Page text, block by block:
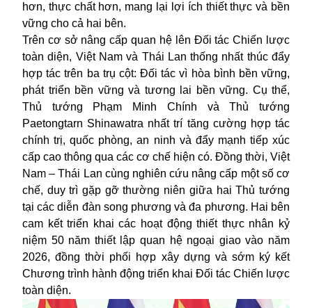
hơn, thực chất hơn, mang lại lợi ích thiết thực và bền
vững cho cả hai bên.
Trên cơ sở nâng cấp quan hệ lên Đối tác Chiến lược
toàn diện, Việt Nam và Thái Lan thống nhất thúc đẩy
hợp tác trên ba trụ cột: Đối tác vì hòa bình bền vững,
phát triển bền vững và tương lai bền vững. Cụ thể,
Thủ tướng Phạm Minh Chính và Thủ tướng
Paetongtarn Shinawatra nhất trí tăng cường hợp tác
chính trị, quốc phòng, an ninh và đẩy mạnh tiếp xúc
cấp cao thông qua các cơ chế hiện có. Đồng thời, Việt
Nam – Thái Lan cùng nghiên cứu nâng cấp một số cơ
chế, duy trì gặp gỡ thường niên giữa hai Thủ tướng
tại các diễn đàn song phương và đa phương. Hai bên
cam kết triển khai các hoạt động thiết thực nhân kỷ
niệm 50 năm thiết lập quan hệ ngoại giao vào năm
2026, đồng thời phối hợp xây dựng và sớm ký kết
Chương trình hành động triển khai Đối tác Chiến lược
toàn diện.